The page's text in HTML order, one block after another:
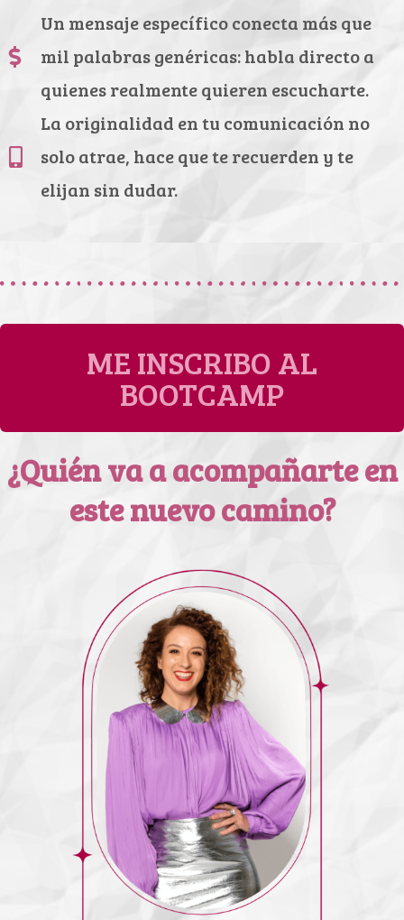
Un mensaje específico conecta más que
mil palabras genéricas: habla directo a
quienes realmente quieren escucharte.
La originalidad en tu comunicación no
solo atrae, hace que te recuerden y te
elijan sin dudar.
ME INSCRIBO AL
BOOTCAMP
¿Quién va a acompañarte en
este nuevo camino?